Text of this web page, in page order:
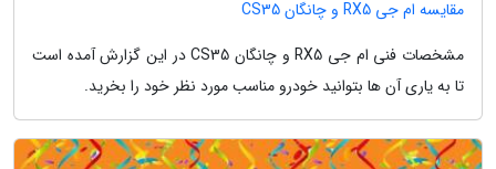
مقایسه ام جی RX5 و چانگان CS35
مشخصات فنی ام جی RX5 و چانگان CS35 در این گزارش آمده است
تا به یاری آن ها بتوانید خودرو مناسب مورد نظر خود را بخرید.